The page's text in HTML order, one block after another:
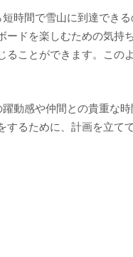
時間で雪山に到達でき
ドを楽しむための気持
ることができます。この
動感や仲間との貴重な
るために、計画を立て